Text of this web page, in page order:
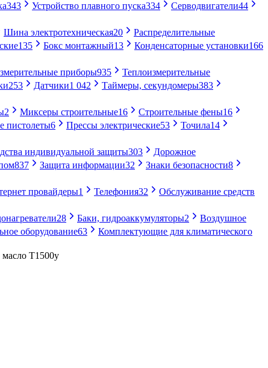
343 Устройство плавного пуска334 Серводвигатели44
Шина электротехническая20
Распределительные
135 Бокс монтажный13 Конденсаторные установки166
приборы935
Теплоизмерительные
253 Датчики1 042 Таймеры, секундомеры383
2 Миксеры строительные16 Строительные фены16
пистолеты6 Прессы электрические53 Точила14
индивидуальной защиты303
Дорожное
837 Защита информации32 Знаки безопасности8
провайдеры1 Телефония32
Обслуживание средств
28 Баки, гидроаккумуляторы2
Воздушное
оборудование63
Комплектующие для климатического
Т1500у